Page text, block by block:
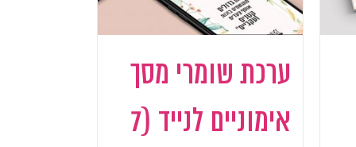
ערכת שומרי מסך
אימוניים לנייד (7